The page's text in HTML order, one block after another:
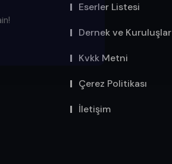
Eserler Listesi
Dernek ve Kuruluşlar
Kvkk Metni
Çerez Politikası
İletişim